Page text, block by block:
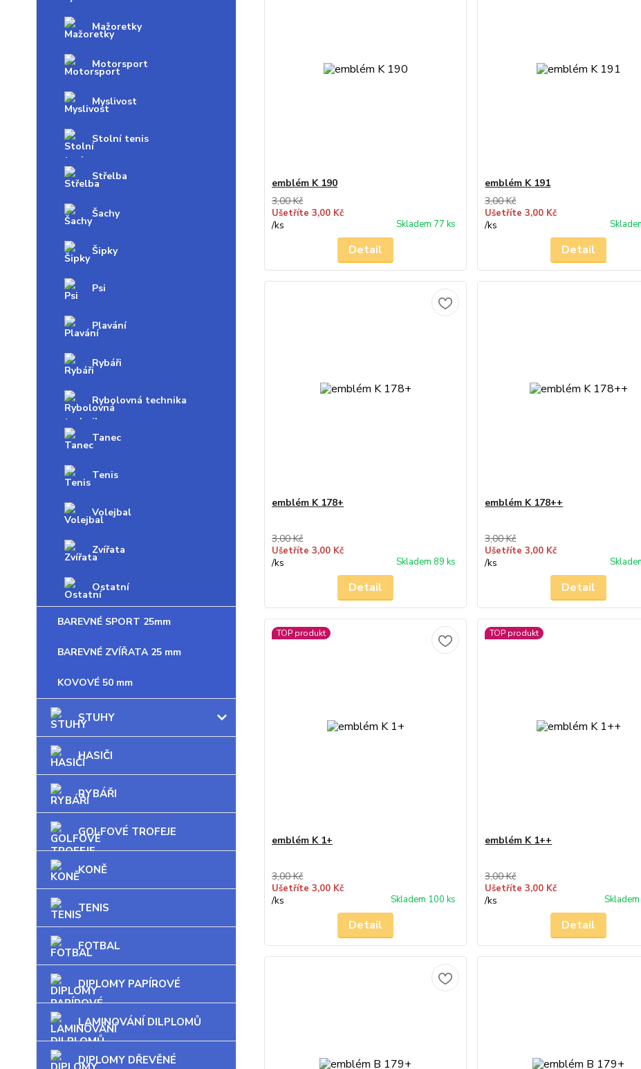
Mažoretky
Motorsport
Myslivost
Stolní tenis
Střelba
Šachy
Šipky
Psi
Plavání
Rybáři
Rybolovná technika
Tanec
Tenis
Volejbal
Zvířata
Ostatní
BAREVNÉ SPORT 25mm
BAREVNÉ ZVÍŘATA 25 mm
KOVOVÉ 50 mm
STUHY
HASIČI
RYBÁŘI
GOLFOVÉ TROFEJE
KONĚ
TENIS
FOTBAL
DIPLOMY PAPÍROVÉ
LAMINOVÁNÍ DILPLOMŮ
DIPLOMY DŘEVĚNÉ
emblém K 190
3,00 Kč
Ušetříte 3,00 Kč
/ks Skladem 77 ks
Detail
emblém K 191
3,00 Kč
Ušetříte 3,00 Kč
/ks
Detail
emblém K 178+
3,00 Kč
Ušetříte 3,00 Kč
/ks Skladem 89 ks
Detail
emblém K 178++
3,00 Kč
Ušetříte 3,00 Kč
/ks
Detail
TOP produkt
emblém K 1+
3,00 Kč
Ušetříte 3,00 Kč
/ks Skladem 100 ks
Detail
TOP produkt
emblém K 1++
3,00 Kč
Ušetříte 3,00 Kč
/ks
Detail